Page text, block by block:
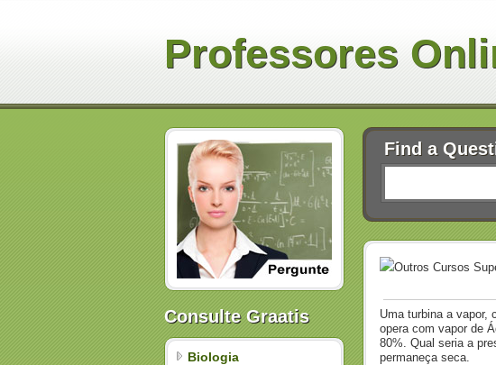
Professores
Consulte Graatis
Biologia
Find a
Outros Cursos
Uma turbina a vapor,
opera com vapor de
80%. Qual seria a
permaneça seca.